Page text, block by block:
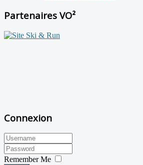
Partenaires VO²
Connexion
Remember Me